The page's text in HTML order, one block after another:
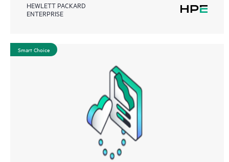
HEWLETT PACKARD
ENTERPRISE
Smart Choice